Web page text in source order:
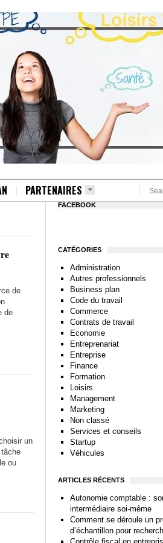
PARTENAIRES
de
de
un
ou
FACEBOOK
CATÉGORIES
Administration
Autres professionnels
Business plan
Code du travail
Commerce
Contrats de travail
Economie
Entreprenariat
Entreprise
Finance
Formation
Loisirs
Management
Marketing
Non classé
Services et conseils
Startup
Véhicules
ARTICLES RÉCENTS
Autonomie comptable :
intermédiaire soi-même
Comment se déroule un
d’échantillon pour